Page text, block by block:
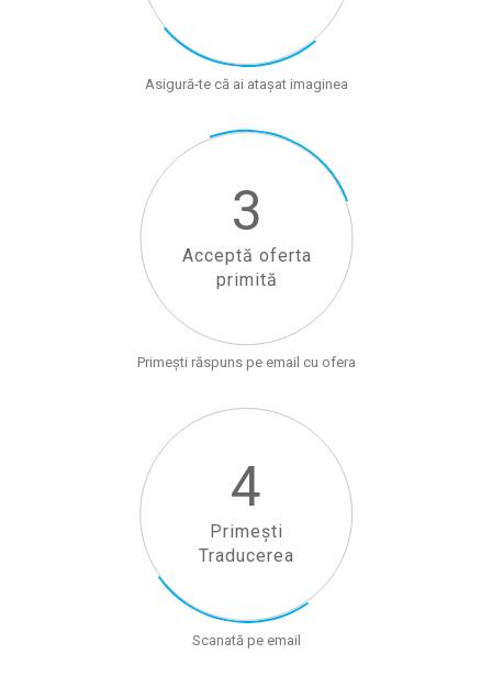
Asigură-te că ai atașat imaginea
3
Acceptă oferta
primită
Primești răspuns pe email cu ofera
4
Primești
Traducerea
Scanată pe email